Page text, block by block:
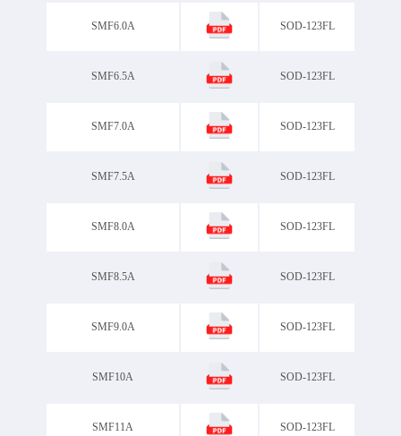
SMF6.0A SOD-123FL
SMF6.5A SOD-123FL
SMF7.0A SOD-123FL
SMF7.5A SOD-123FL
SMF8.0A SOD-123FL
SMF8.5A SOD-123FL
SMF9.0A SOD-123FL
SMF10A SOD-123FL
SMF11A SOD-123FL